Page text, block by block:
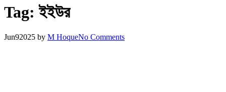
Tag:ইইউর
Jun92025 by M HoqueNo Comments